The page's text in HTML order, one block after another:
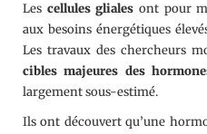
Les cellules gliales ont pour
aux besoins énergétiques
Les travaux des chercheurs
cibles majeures des
largement sous-estimé.
Ils ont découvert qu’une